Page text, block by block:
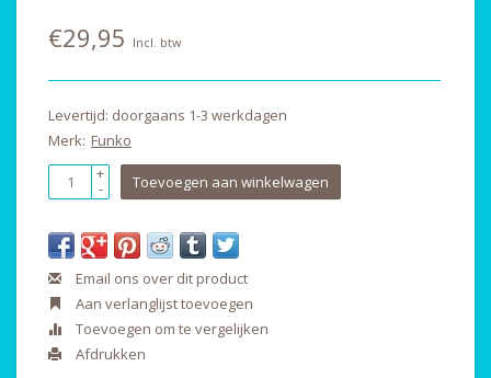
€29,95 Incl. btw
Levertijd: doorgaans 1-3 werkdagen
Merk: Funko
+
- Toevoegen aan winkelwagen
Email ons over dit product
Aan verlanglijst toevoegen
Toevoegen om te vergelijken
Afdrukken